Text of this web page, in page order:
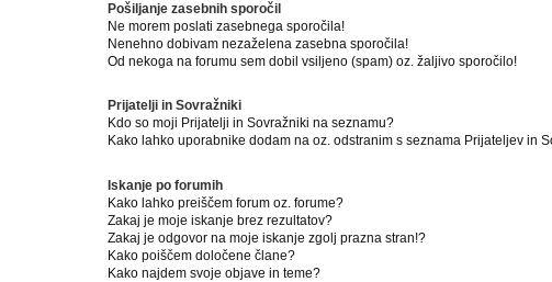
Pošiljanje zasebnih sporočil
Ne morem poslati zasebnega sporočila!
Nenehno dobivam nezaželena zasebna sporočila!
Od nekoga na forumu sem dobil vsiljeno (spam) oz. žaljivo sporočilo!
Prijatelji in Sovražniki
Kdo so moji Prijatelji in Sovražniki na seznamu?
Kako lahko uporabnike dodam na oz. odstranim s seznama Prijateljev in
Iskanje po forumih
Kako lahko preiščem forum oz. forume?
Zakaj je moje iskanje brez rezultatov?
Zakaj je odgovor na moje iskanje zgolj prazna stran!?
Kako poiščem določene člane?
Kako najdem svoje objave in teme?